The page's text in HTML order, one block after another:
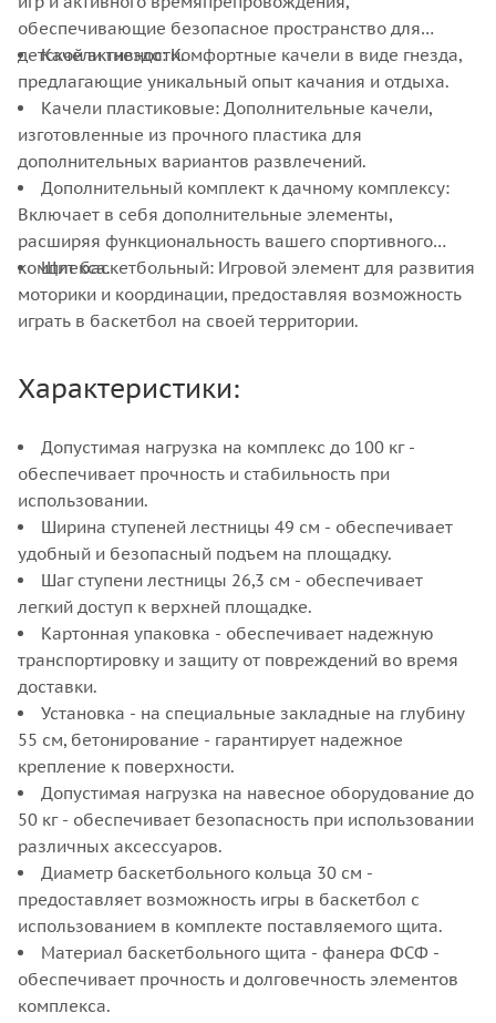
обеспечивающие безопасное пространство для
детской активности.
Качели гнездо: Комфортные качели в виде гнезда,
предлагающие уникальный опыт качания и отдыха.
Качели пластиковые: Дополнительные качели,
изготовленные из прочного пластика для
дополнительных вариантов развлечений.
Дополнительный комплект к дачному комплексу:
Включает в себя дополнительные элементы,
расширяя функциональность вашего спортивного
комплекса.
Щит баскетбольный: Игровой элемент для развития
моторики и координации, предоставляя возможность
играть в баскетбол на своей территории.
Характеристики:
Допустимая нагрузка на комплекс до 100 кг -
обеспечивает прочность и стабильность при
использовании.
Ширина ступеней лестницы 49 см - обеспечивает
удобный и безопасный подъем на площадку.
Шаг ступени лестницы 26,3 см - обеспечивает
легкий доступ к верхней площадке.
Картонная упаковка - обеспечивает надежную
транспортировку и защиту от повреждений во время
доставки.
Установка - на специальные закладные на глубину
55 см, бетонирование - гарантирует надежное
крепление к поверхности.
Допустимая нагрузка на навесное оборудование до
50 кг - обеспечивает безопасность при использовании
различных аксессуаров.
Диаметр баскетбольного кольца 30 см -
предоставляет возможность игры в баскетбол с
использованием в комплекте поставляемого щита.
Материал баскетбольного щита - фанера ФСФ -
обеспечивает прочность и долговечность элементов
комплекса.